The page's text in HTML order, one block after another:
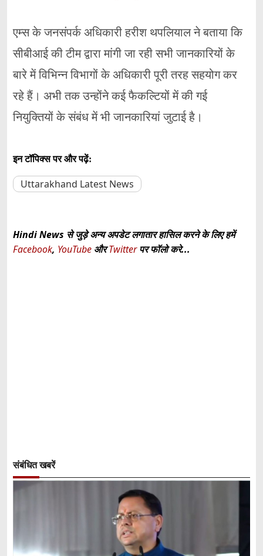
एम्स के जनसंपर्क अधिकारी हरीश थपलियाल ने बताया कि
सीबीआई की टीम द्वारा मांगी जा रही सभी जानकारियों के
बारे में विभिन्न विभागों के अधिकारी पूरी तरह सहयोग कर
रहे हैं। अभी तक उन्होंने कई फैकल्टियों में की गई
नियुक्तियों के संबंध में भी जानकारियां जुटाई है।
इन टॉपिक्स पर और पढ़ें:
Uttarakhand Latest News
Hindi News से जुड़े अन्य अपडेट लगातार हासिल करने के लिए हमें
Facebook, YouTube औरTwitterपर फॉलो करे...
संबंधित खबरें